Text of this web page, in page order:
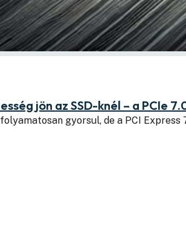
jön az SSD-knél – a PCIe
gyorsul, de a PCI Express